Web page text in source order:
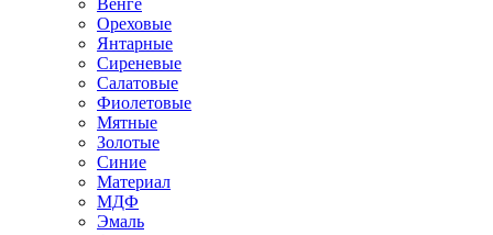
Венге
Ореховые
Янтарные
Сиреневые
Салатовые
Фиолетовые
Мятные
Золотые
Синие
Материал
МДФ
Эмаль